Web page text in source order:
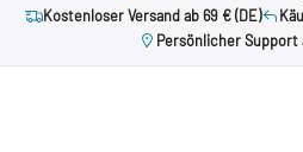
Kostenloser Versand ab 69 € (DE)
Persönlicher Support